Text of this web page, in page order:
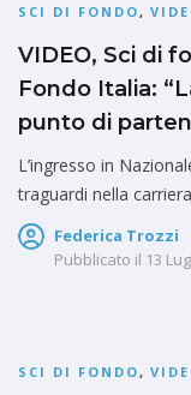
SCI DI FONDO,
VIDEO, Sci di
Fondo Italia:
punto di
L’ingresso in
traguardi nella
Federica Trozzi
Pubblicato il 13
SCI DI FONDO,